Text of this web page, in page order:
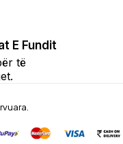
E Fundit
të